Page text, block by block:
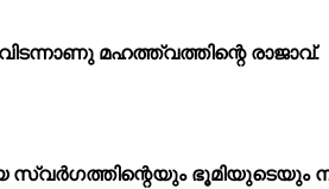
മഹത്ത്വത്തിന്റെ രാജാവ്.
ഭൂമിയുടെയും